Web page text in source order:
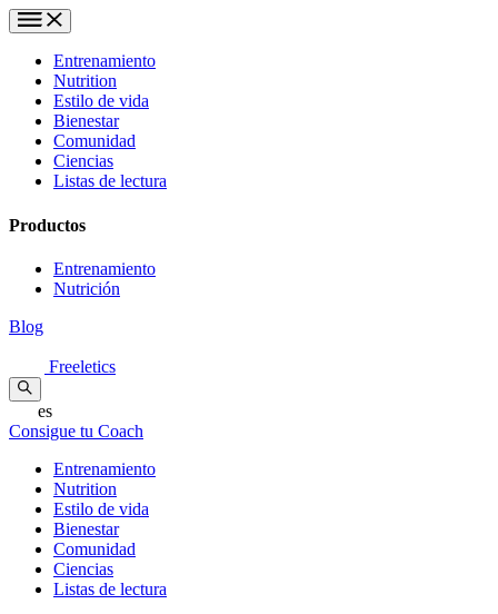
Entrenamiento
Nutrition
Estilo de vida
Bienestar
Comunidad
Ciencias
Listas de lectura
Productos
Entrenamiento
Nutrición
Blog
Freeletics
es
Consigue tu Coach
Entrenamiento
Nutrition
Estilo de vida
Bienestar
Comunidad
Ciencias
Listas de lectura